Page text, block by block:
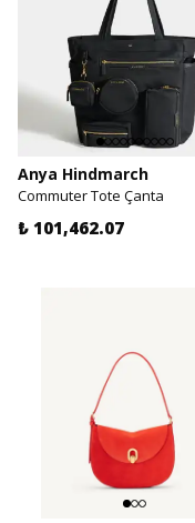
Anya Hindmarch
Commuter Tote Çanta
₺ 101,462.07